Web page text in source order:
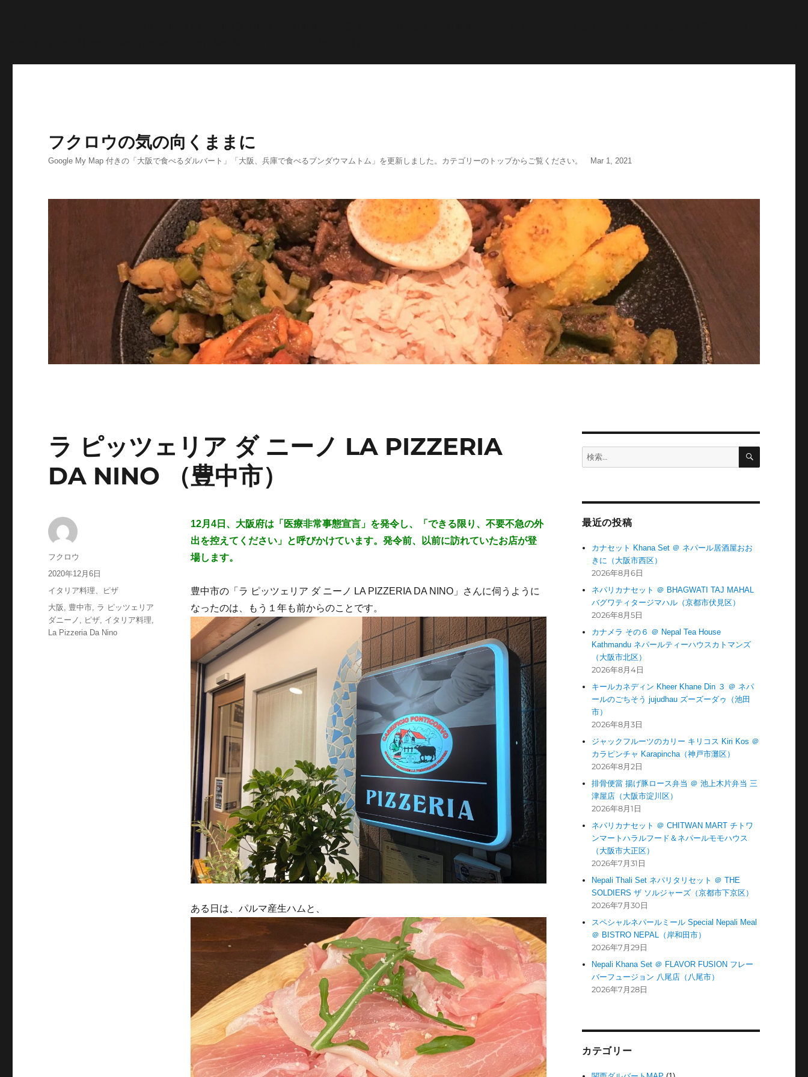
フクロウの気の向くままに
Google My Map 付きの「大阪で食べるダルバート」「大阪、兵庫で食べるブンダウマムトム」を更新しました。カテゴリーのトップからご覧ください。 Mar 1, 2021
ラ ピッツェリア ダ ニーノ LA PIZZERIA
DA NINO （豊中市）
12月4日、大阪府は「医療非常事態宣言」を発令し、「できる限り、不要不急の外
出を控えてください」と呼びかけています。発令前、以前に訪れていたお店が登
場します。
豊中市の「ラ ピッツェリア ダ ニーノ LA PIZZERIA DA NINO」さんに伺うように
なったのは、もう１年も前からのことです。
ある日は、パルマ産生ハムと、
投
稿
フクロウ
投
稿
2020年12月6日
カ
テ
ゴ
リ
イタリア料理、ピザ
タ
グ
大阪 , 豊中市, ラ ピッツェリア
ダニーノ , ピザ, イタリア料理,
La Pizzeria Da Nino
検
索:
検
最近の投稿
カナセット Khana Set ＠ ネパール居酒屋おお
きに（大阪市西区）
2026年8月6日
ネパリカナセット ＠ BHAGWATI TAJ MAHAL
バグワティタージマハル（京都市伏見区）
2026年8月5日
カナメラ その６ ＠ Nepal Tea House
Kathmandu ネパールティーハウスカトマンズ
（大阪市北区）
2026年8月4日
キールカネディン Kheer Khane Din ３ ＠ ネパ
ールのごちそう jujudhau ズーズーダゥ（池田
市）
2026年8月3日
ジャックフルーツのカリー キリコス Kiri Kos ＠
カラピンチャ Karapincha（神戸市灘区）
2026年8月2日
排骨便當 揚げ豚ロース弁当 ＠ 池上木片弁当 三
津屋店（大阪市淀川区）
2026年8月1日
ネパリカナセット ＠ CHITWAN MART チトワ
ンマートハラルフード＆ネパールモモハウス
（大阪市大正区）
2026年7月31日
Nepali Thali Set ネパリタリセット ＠ THE
SOLDIERS ザ ソルジャーズ（京都市下京区）
2026年7月30日
スペシャルネパールミール Special Nepali Meal
＠ BISTRO NEPAL（岸和田市）
2026年7月29日
Nepali Khana Set ＠ FLAVOR FUSION フレー
バーフュージョン 八尾店（八尾市）
2026年7月28日
カテゴリー